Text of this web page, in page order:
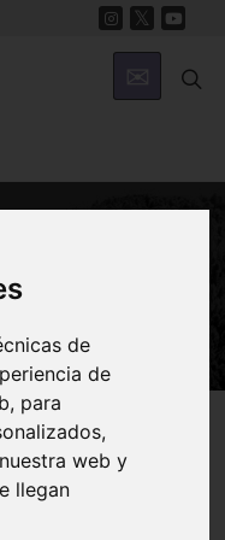
de
de
para
web y
llegan
Flora